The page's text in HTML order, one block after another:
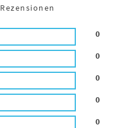
Rezensionen
0
0
0
0
0